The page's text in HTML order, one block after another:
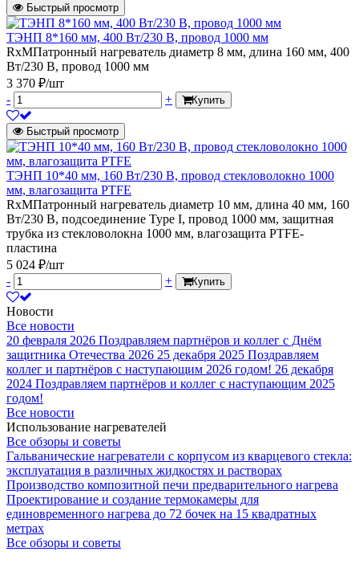
Быстрый просмотр
ТЭНП 8*160 мм, 400 Вт/230 В, провод 1000 мм
RxMПатронный нагреватель диаметр 8 мм, длина 160 мм, 400
Вт/230 В, провод 1000 мм
3 370 ₽/шт
-
+ Купить
Быстрый просмотр
ТЭНП 10*40 мм, 160 Вт/230 В, провод стекловолокно 1000
мм, влагозащита PTFE
RxMПатронный нагреватель диаметр 10 мм, длина 40 мм, 160
Вт/230 В, подсоединение Type I, провод 1000 мм, защитная
трубка из стекловолокна 1000 мм, влагозащита PTFE-
пластина
5 024 ₽/шт
-
+ Купить
Новости
Все новости
20 февраля 2026 Поздравляем партнёров и коллег с Днём
защитника Отечества 2026 25 декабря 2025 Поздравляем
коллег и партнёров с наступающим 2026 годом! 26 декабря
2024 Поздравляем партнёров и коллег с наступающим 2025
годом!
Все новости
Использование нагревателей
Все обзоры и советы
Гальванические нагреватели с корпусом из кварцевого стекла:
эксплуатация в различных жидкостях и растворах
Производство композитной печи предварительного нагрева
Проектирование и создание термокамеры для
единовременного нагрева до 72 бочек на 15 квадратных
метрах
Все обзоры и советы